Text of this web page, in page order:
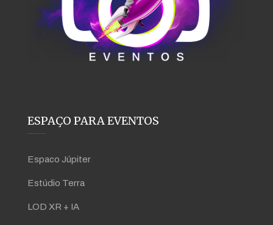
ESPAÇO PARA EVENTOS
Espaco Júpiter
Estúdio Terra
LOD XR + IA